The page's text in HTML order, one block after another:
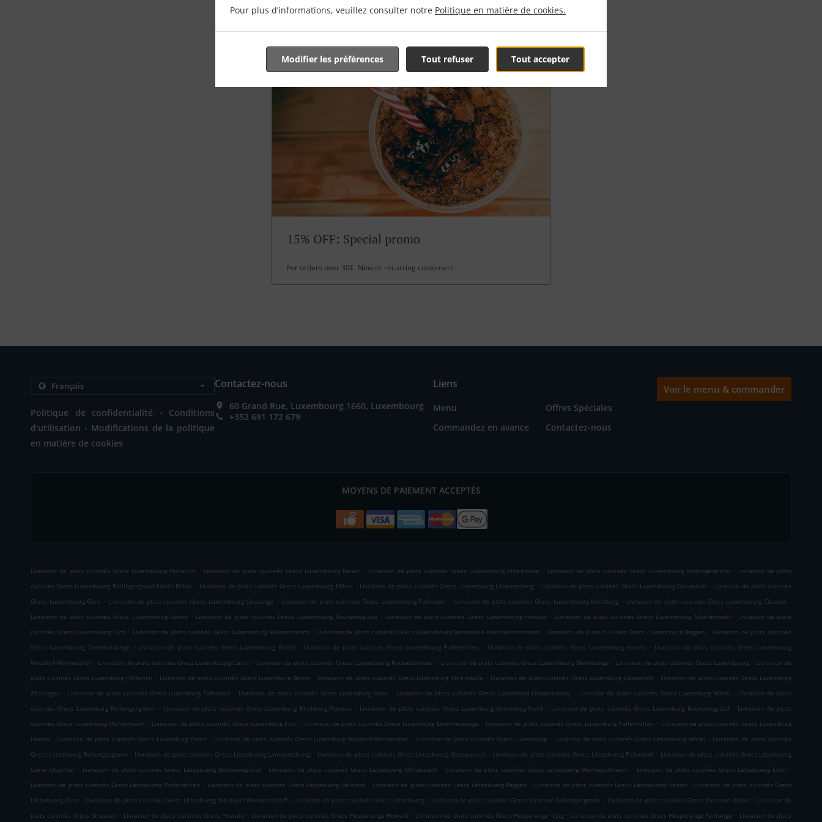
Pour plus d’informations, veuillez consulter notre Politique en matière de cookies.
Tout accepter
Tout refuser
Modifier les préférences
15% OFF: Special promo
For orders over 30€. New or recurring customers
Politique de confidentialité .
Conditions
d'utilisation . Modifications de la politique
en matière de cookies
Contactez-nous
60 Grand Rue, Luxembourg 1660, Luxembourg
+352 691 172 679
Liens
Menu
Offres Spéciales
Commandez en avance
Contactez-nous
Voir le menu & commander
MOYENS DE PAIEMENT ACCEPTÉS
Livraison de plats cuisinés Grecs Luxembourg Hollerich . Livraison de plats cuisinés Grecs Luxembourg Belair . Livraison de plats cuisinés Grecs Luxembourg Ville-Haute . Livraison de plats cuisinés Grecs Luxembourg Rollengergronn . Livraison de plats
cuisinés Grecs Luxembourg Rollingergrund-North Belair . Livraison de plats cuisinés Grecs Luxembourg Märel . Livraison de plats cuisinés Grecs Luxembourg Limpertsberg . Livraison de plats cuisinés Grecs Luxembourg Gasperich . Livraison de plats cuisinés
Grecs Luxembourg Gare . Livraison de plats cuisinés Grecs Luxembourg Cessange . Livraison de plats cuisinés Grecs Luxembourg Pafendall . Livraison de plats cuisinés Grecs Luxembourg Kirchberg . Livraison de plats cuisinés Grecs Luxembourg Clausen .
Livraison de plats cuisinés Grecs Luxembourg Grund . Livraison de plats cuisinés Grecs Luxembourg Bouneweg-Süd . Livraison de plats cuisinés Grecs Luxembourg Howald . Livraison de plats cuisinés Grecs Luxembourg Muhlenbach . Livraison de plats
cuisinés Grecs Luxembourg Eich . Livraison de plats cuisinés Grecs Luxembourg Weimerskirch . Livraison de plats cuisinés Grecs Luxembourg Bonnevoie-Nord-Verlorenkost . Livraison de plats cuisinés Grecs Luxembourg Beggen . Livraison de plats cuisinés
Grecs Luxembourg Dommeldange . Livraison de plats cuisinés Grecs Luxembourg Bridel . Livraison de plats cuisinés Grecs Luxembourg Polfermillen . Livraison de plats cuisinés Grecs Luxembourg Hamm . Livraison de plats cuisinés Grecs Luxembourg
Neudorf-Weimershof . Livraison de plats cuisinés Grecs Luxembourg Cents . Livraison de plats cuisinés Grecs Luxembourg Kockelscheuer . Livraison de plats cuisinés Grecs Luxembourg Bereldange . Livraison de plats cuisinés Grecs Luxembourg . Livraison de
plats cuisinés Grecs Luxemburg Hollerich . Livraison de plats cuisinés Grecs Luxemburg Belair . Livraison de plats cuisinés Grecs Luxemburg Ville-Haute . Livraison de plats cuisinés Grecs Luxemburg Gasperich . Livraison de plats cuisinés Grecs Luxemburg
Zessingen . Livraison de plats cuisinés Grecs Luxemburg Pafendall . Livraison de plats cuisinés Grecs Luxemburg Gare . Livraison de plats cuisinés Grecs Luxemburg Limpertsberg . Livraison de plats cuisinés Grecs Luxemburg Märel . Livraison de plats
cuisinés Grecs Luxemburg Rollengergronn . Livraison de plats cuisinés Grecs Luxemburg Kirchberg-Plateau . Livraison de plats cuisinés Grecs Luxemburg Bonneweg-Nord . Livraison de plats cuisinés Grecs Luxemburg Bouneweg-Süd . Livraison de plats
cuisinés Grecs Luxemburg Mühlenbach . Livraison de plats cuisinés Grecs Luxemburg Eich . Livraison de plats cuisinés Grecs Luxemburg Dommeldange . Livraison de plats cuisinés Grecs Luxemburg Polfermillen . Livraison de plats cuisinés Grecs Luxemburg
Hamm . Livraison de plats cuisinés Grecs Luxemburg Cents . Livraison de plats cuisinés Grecs Luxemburg Neudorf-Weimershof . Livraison de plats cuisinés Grecs Luxemburg . Livraison de plats cuisinés Grecs Lëtzebuerg Märel . Livraison de plats cuisinés
Grecs Lëtzebuerg Rollengergronn . Livraison de plats cuisinés Grecs Lëtzebuerg Lampertsbierg . Livraison de plats cuisinés Grecs Lëtzebuerg Gaasperech . Livraison de plats cuisinés Grecs Lëtzebuerg Pafendall . Livraison de plats cuisinés Grecs Lëtzebuerg
Garer Quartier . Livraison de plats cuisinés Grecs Lëtzebuerg Bouneweg-Süd . Livraison de plats cuisinés Grecs Lëtzebuerg Millebaach . Livraison de plats cuisinés Grecs Lëtzebuerg Weimeschkierch . Livraison de plats cuisinés Grecs Lëtzebuerg Eech .
Livraison de plats cuisinés Grecs Lëtzebuerg Polfermillen . Livraison de plats cuisinés Grecs Lëtzebuerg Helftent . Livraison de plats cuisinés Grecs Lëtzebuerg Beggen . Livraison de plats cuisinés Grecs Lëtzebuerg Hamm . Livraison de plats cuisinés Grecs
Lëtzebuerg Zens . Livraison de plats cuisinés Grecs Lëtzebuerg Neiduerf-Weimeschhaff . Livraison de plats cuisinés Grecs Lëtzebuerg . Livraison de plats cuisinés Grecs Strassen Rollengergronn . Livraison de plats cuisinés Grecs Strassen Bridel . Livraison de
plats cuisinés Grecs Strassen . Livraison de plats cuisinés Grecs Howald . Livraison de plats cuisinés Grecs Hesperange Howald . Livraison de plats cuisinés Grecs Hesperange Itzig . Livraison de plats cuisinés Grecs Hesperange Fentange . Livraison de plats